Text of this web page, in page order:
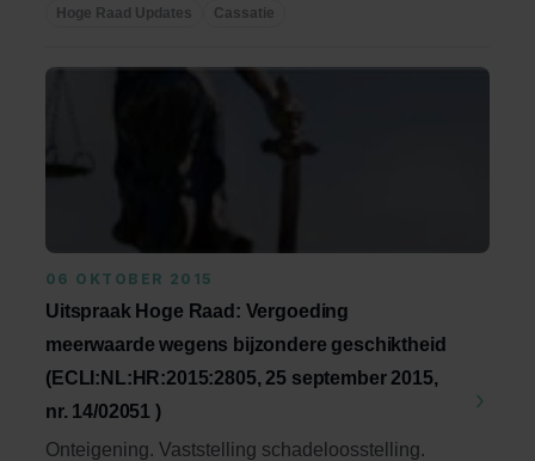
te stellen aan ...
Hoge Raad Updates Cassatie
06 OKTOBER 2015
Uitspraak Hoge Raad: Vergoeding
meerwaarde wegens bijzondere geschiktheid
(ECLI:NL:HR:2015:2805, 25 september 2015,
nr. 14/02051 )
Onteigening. Vaststelling schadeloosstelling.